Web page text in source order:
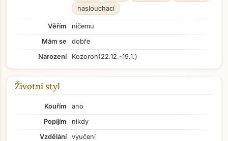
naslouchací
Věřím
ničemu
Mám se
dobře
Narození
Kozoroh(22.12.-19.1.)
Životní styl
Kouřím
ano
Popíjím
nikdy
Vzdělání
vyučení